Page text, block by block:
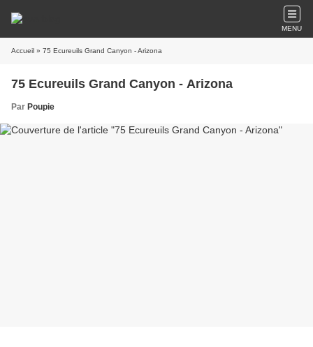
MENU
Accueil » 75 Ecureuils Grand Canyon - Arizona
75 Ecureuils Grand Canyon - Arizona
Par Poupie